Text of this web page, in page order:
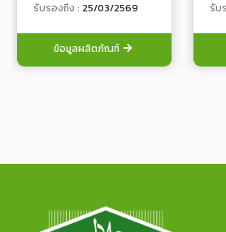
รับรองถึง : 25/03/2569
ข้อมูลผลิตภัณฑ์
รับ